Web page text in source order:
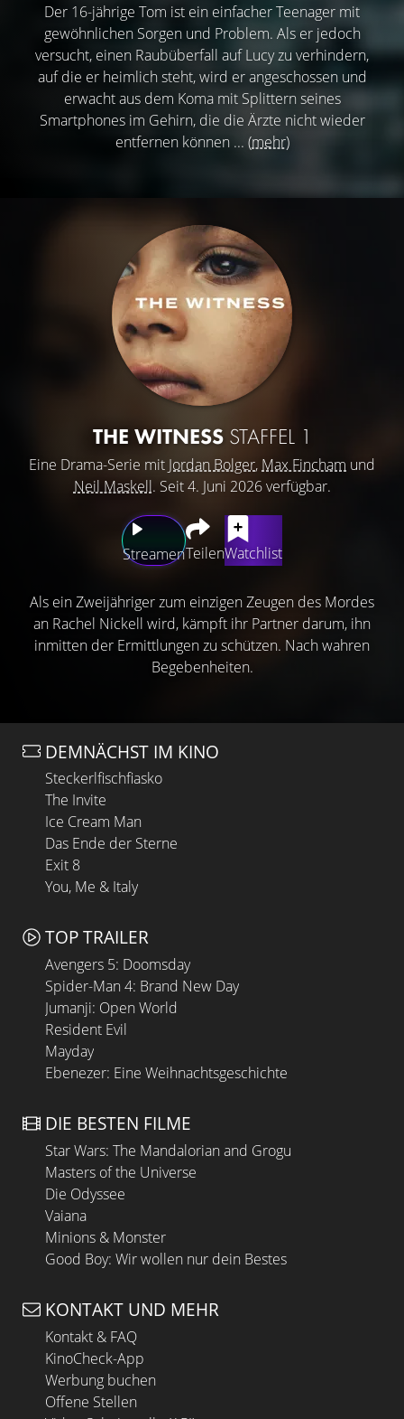
Der 16-jährige Tom ist ein einfacher Teenager mit
gewöhnlichen Sorgen und Problem. Als er jedoch
versucht, einen Raubüberfall auf Lucy zu verhindern,
auf die er heimlich steht, wird er angeschossen und
erwacht aus dem Koma mit Splittern seines
Smartphones im Gehirn, die die Ärzte nicht wieder
entfernen können ... (mehr)
THE WITNESS STAFFEL 1
Eine Drama-Serie mit Jordan Bolger, Max Fincham und
Neil Maskell. Seit 4. Juni 2026 verfügbar.
StreamenTeilenWatchlist
Als ein Zweijähriger zum einzigen Zeugen des Mordes
an Rachel Nickell wird, kämpft ihr Partner darum, ihn
inmitten der Ermittlungen zu schützen. Nach wahren
Begebenheiten.
DEMNÄCHST IM KINO
Steckerlfischfiasko
The Invite
Ice Cream Man
Das Ende der Sterne
Exit 8
You, Me & Italy
TOP TRAILER
Avengers 5: Doomsday
Spider-Man 4: Brand New Day
Jumanji: Open World
Resident Evil
Mayday
Ebenezer: Eine Weihnachtsgeschichte
DIE BESTEN FILME
Star Wars: The Mandalorian and Grogu
Masters of the Universe
Die Odyssee
Vaiana
Minions & Monster
Good Boy: Wir wollen nur dein Bestes
KONTAKT UND MEHR
Kontakt & FAQ
KinoCheck-App
Werbung buchen
Offene Stellen